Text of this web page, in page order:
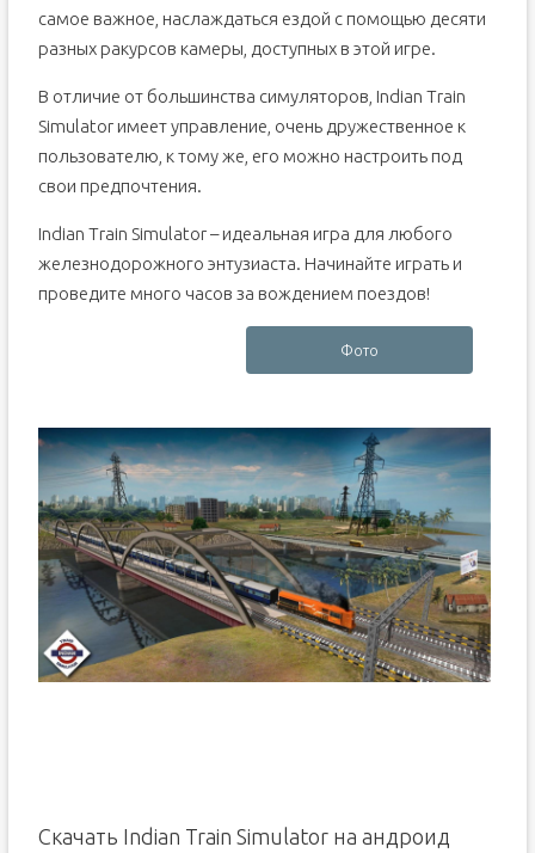
самое важное, наслаждаться ездой с помощью десяти
разных ракурсов камеры, доступных в этой игре.
В отличие от большинства симуляторов, Indian Train
Simulator имеет управление, очень дружественное к
пользователю, к тому же, его можно настроить под
свои предпочтения.
Indian Train Simulator – идеальная игра для любого
железнодорожного энтузиаста. Начинайте играть и
проведите много часов за вождением поездов!
Фото
Скачать Indian Train Simulator на андроид